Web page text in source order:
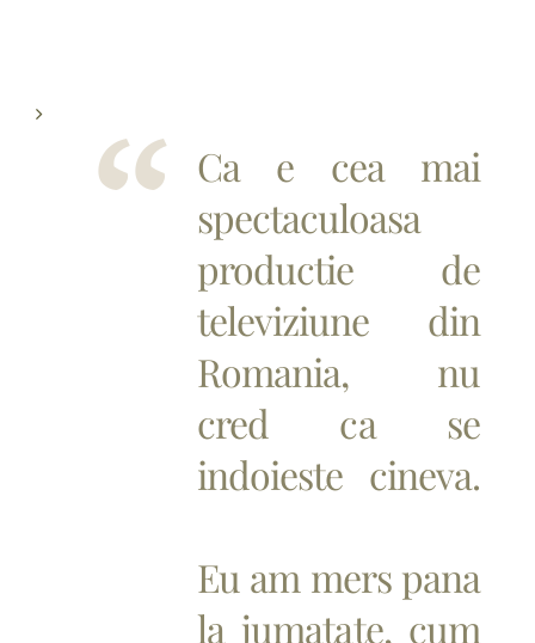
Ca e cea mai
spectaculoasa
productie de
televiziune din
Romania, nu
cred ca se
indoieste cineva.
Eu am mers pana
la jumatate, cum